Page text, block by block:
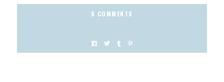
0 COMMENTS